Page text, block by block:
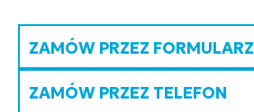
ZAMÓW PRZEZ FORMULARZ
ZAMÓW PRZEZ TELEFON